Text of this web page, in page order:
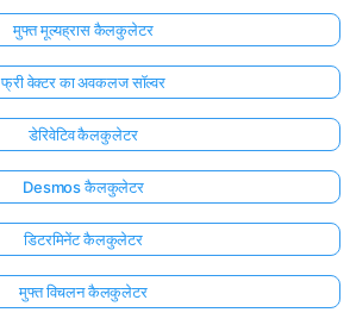
मुफ्त मूल्यह्रास कैलकुलेटर
फ्री वेक्टर का अवकलज सॉल्वर
डेरिवेटिव कैलकुलेटर
Desmos कैलकुलेटर
डिटरमिनेंट कैलकुलेटर
मुफ्त विचलन कैलकुलेटर